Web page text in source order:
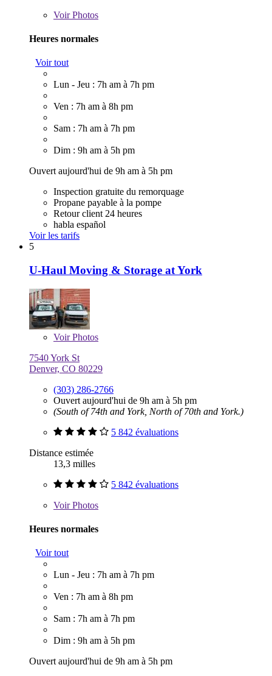
VoirPhotos
Heures normales
Voir tout
Lun - Jeu : 7h am à 7h pm
Ven : 7h am à 8h pm
Sam : 7h am à 7h pm
Dim : 9h am à 5h pm
Ouvert aujourd'hui de 9h am à 5h pm
Inspection gratuite du remorquage
Propane payable à la pompe
Retour client 24 heures
habla español
Voir les tarifs
5
U-Haul Moving & Storage at York
VoirPhotos
7540 York St
Denver, CO 80229
(303) 286-2766
Ouvert aujourd'hui de 9h am à 5h pm
(South of 74th and York, North of 70th and York.)
5 842 évaluations
Distance estimée
13,3 milles
5 842 évaluations
VoirPhotos
Heures normales
Voir tout
Lun - Jeu : 7h am à 7h pm
Ven : 7h am à 8h pm
Sam : 7h am à 7h pm
Dim : 9h am à 5h pm
Ouvert aujourd'hui de 9h am à 5h pm